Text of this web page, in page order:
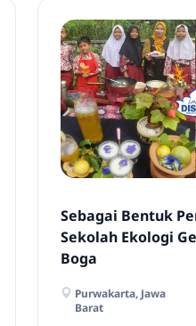
Sebagai Bentuk
Sekolah Ekologi
Boga
Purwakarta, Jawa
Barat